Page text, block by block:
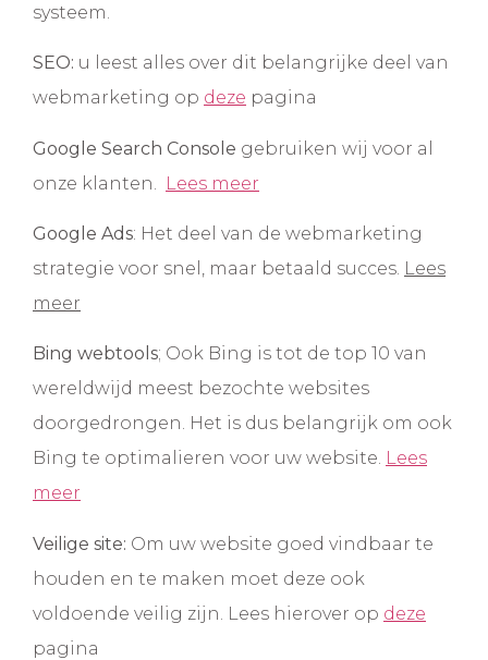
systeem.
SEO: u leest alles over dit belangrijke deel van
webmarketing op deze pagina
Google Search Console gebruiken wij voor al
onze klanten.
Lees meer
Google Ads: Het deel van de webmarketing
strategie voor snel, maar betaald succes. Lees
meer
Bing webtools; Ook Bing is tot de top 10 van
wereldwijd meest bezochte websites
doorgedrongen. Het is dus belangrijk om ook
Bing te optimalieren voor uw website. Lees
meer
Veilige site: Om uw website goed vindbaar te
houden en te maken moet deze ook
voldoende veilig zijn. Lees hierover op deze
pagina